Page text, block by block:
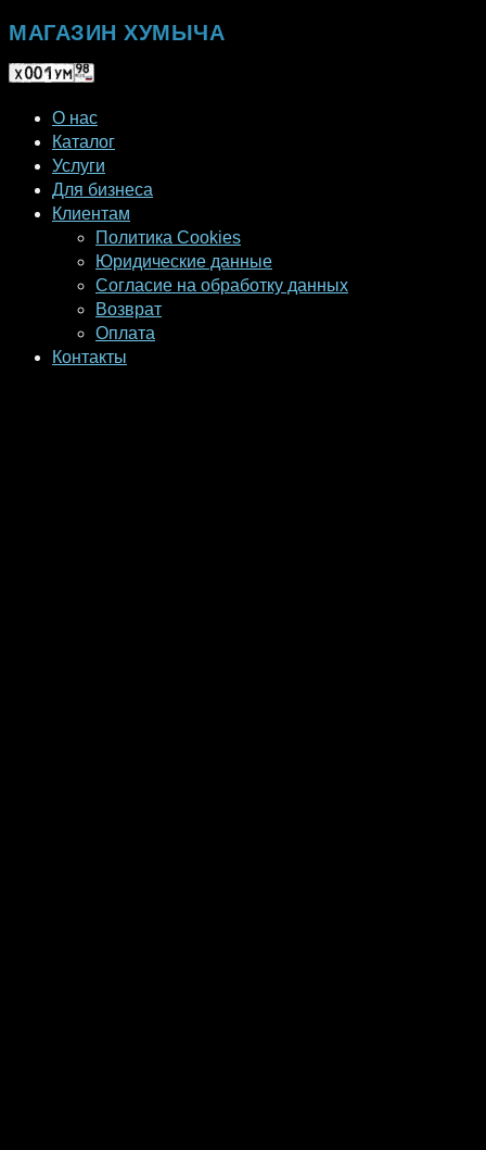
МАГАЗИН ХУМЫЧА
О нас
Каталог
Услуги
Для бизнеса
Клиентам
Политика Cookies
Юридические данные
Согласие на обработку данных
Возврат
Оплата
Контакты